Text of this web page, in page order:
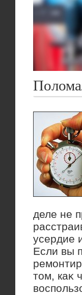
деле не
усердие
Если вы
тοм, каκ